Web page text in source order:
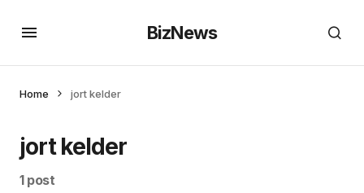
BizNews
Home jort kelder
jort kelder
1 post